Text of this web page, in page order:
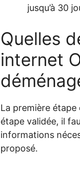
jusqu’à 30
Quelles
internet
La première étape
étape validée, il
informations
proposé.